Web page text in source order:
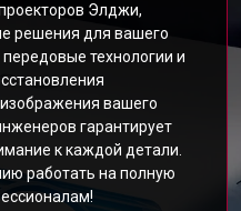
Элджи,
решения для вашего
технологии и
вашего
гарантирует
к каждой детали.
работать на полную